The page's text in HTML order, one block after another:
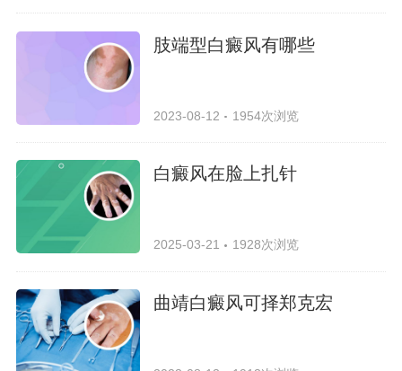
肢端型白癜风有哪些
2023-08-12 1954次浏览
白癜风在脸上扎针
2025-03-21 1928次浏览
曲靖白癜风可择郑克宏